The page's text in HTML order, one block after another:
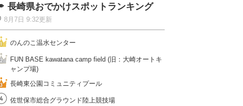
長崎県おでかけスポットランキング
8月7日 9:32更新
のんのこ温水センター
FUN BASE kawatana camp field (旧：大崎オートキ
ャンプ場)
長崎東公園コミュニティプール
佐世保市総合グラウンド陸上競技場